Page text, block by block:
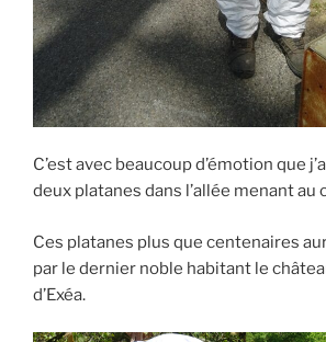
C’est avec beaucoup d’émotion que
deux platanes dans l’allée menant au
Ces platanes plus que centenaires
par le dernier noble habitant le
d’Exéa.